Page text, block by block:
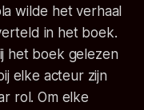
wilde het verhaal
in het boek.
het boek gelezen
elke acteur zijn
rol. Om elke